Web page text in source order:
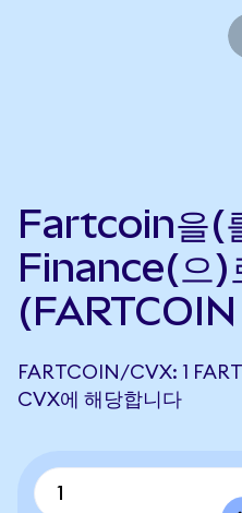
Fartcoin을(
Finance(으)
FARTCOIN/CVX: 1
CVX에 해당합니다